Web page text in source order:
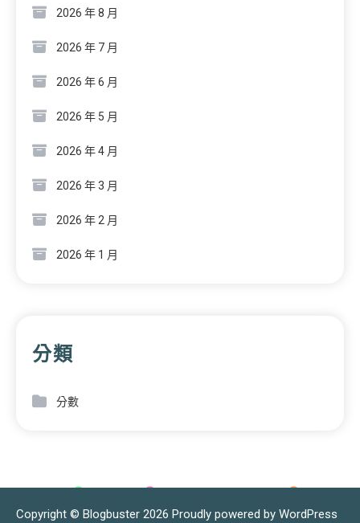
2026 年 8 月
2026 年 7 月
2026 年 6 月
2026 年 5 月
2026 年 4 月
2026 年 3 月
2026 年 2 月
2026 年 1 月
分類
分數
Copyright © Blogbuster 2026 Proudly powered by WordPress